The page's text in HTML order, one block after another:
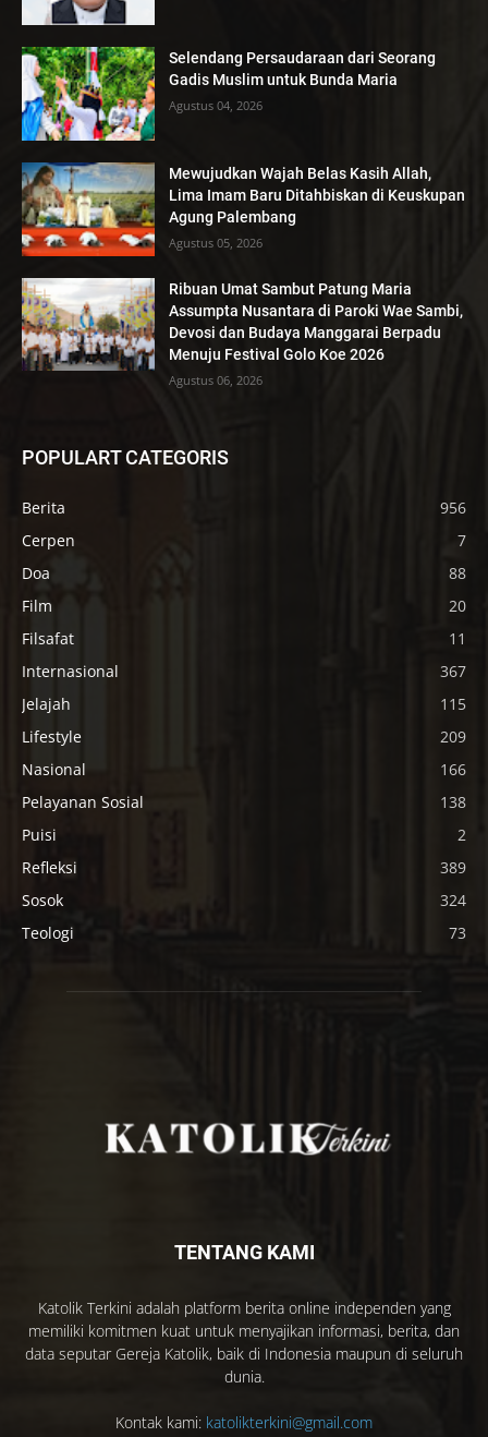
Selendang Persaudaraan dari Seorang
Gadis Muslim untuk Bunda Maria
Agustus 04, 2026
Mewujudkan Wajah Belas Kasih Allah,
Lima Imam Baru Ditahbiskan di Keuskupan
Agung Palembang
Agustus 05, 2026
Ribuan Umat Sambut Patung Maria
Assumpta Nusantara di Paroki Wae Sambi,
Devosi dan Budaya Manggarai Berpadu
Menuju Festival Golo Koe 2026
Agustus 06, 2026
POPULART CATEGORIS
Berita
956
Cerpen
7
Doa
88
Film
20
Filsafat
11
Internasional
367
Jelajah
115
Lifestyle
209
Nasional
166
Pelayanan Sosial
138
Puisi
2
Refleksi
389
Sosok
324
Teologi
73
TENTANG KAMI
Katolik Terkini adalah platform berita online independen yang
memiliki komitmen kuat untuk menyajikan informasi, berita, dan
data seputar Gereja Katolik, baik di Indonesia maupun di seluruh
dunia.
Kontak kami: katolikterkini@gmail.com